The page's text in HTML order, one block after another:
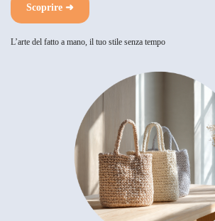
Scoprire ➜
L’arte del fatto a mano, il tuo stile senza tempo